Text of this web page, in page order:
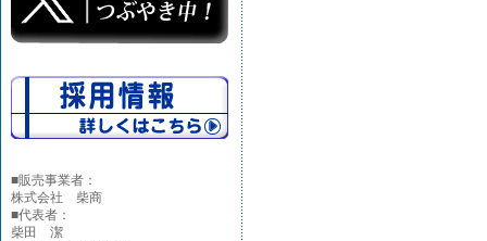
■販売事業者：
株式会社 柴商
■代表者：
柴田 潔